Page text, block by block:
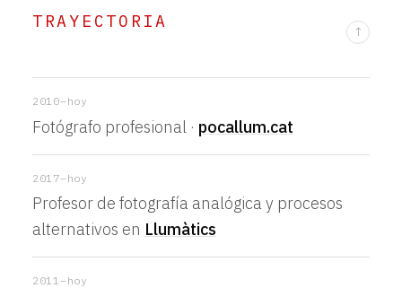
TRAYECTORIA ↑
2010–hoy
Fotógrafo profesional · pocallum.cat
2017–hoy
Profesor de fotografía analógica y procesos
alternativos en Llumàtics
2011–hoy